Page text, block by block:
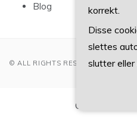
Blog
© ALL RIGHTS RESERVED 2022
CVR-Nummer
korrekt.
Disse
slettes
slutter